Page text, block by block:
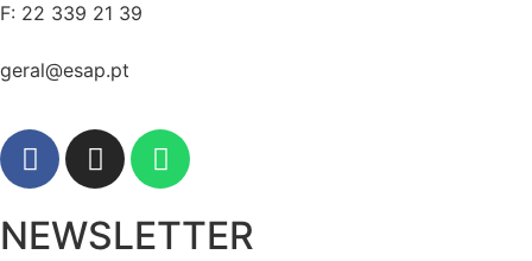
F: 22 339 21 39
geral@esap.pt
NEWSLETTER